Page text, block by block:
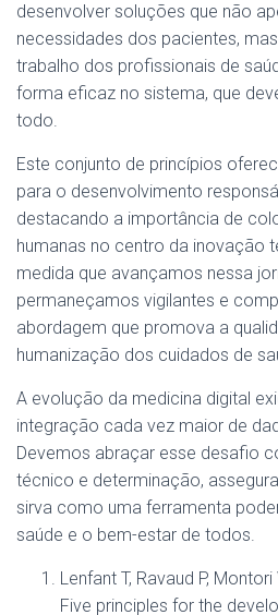
desenvolver soluções que não
necessidades dos pacientes,
trabalho dos profissionais de
forma eficaz no sistema, que
todo.
Este conjunto de princípios
para o desenvolvimento
destacando a importância de
humanas no centro da inovação
medida que avançamos nessa
permaneçamos vigilantes e
abordagem que promova a
humanização dos cuidados de
A evolução da medicina digital
integração cada vez maior de
Devemos abraçar esse desafio
técnico e determinação,
sirva como uma ferramenta
saúde e o bem-estar de todos.
Lenfant T, Ravaud P,
Five principles for the